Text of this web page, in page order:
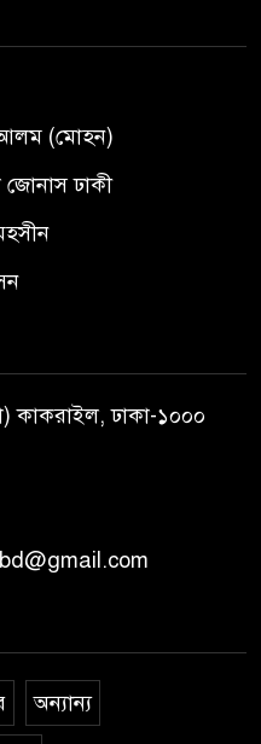
আলম (মোহন)
জোনাস ঢাকী
কাকরাইল, ঢাকা-১০০০
অন্যান্য